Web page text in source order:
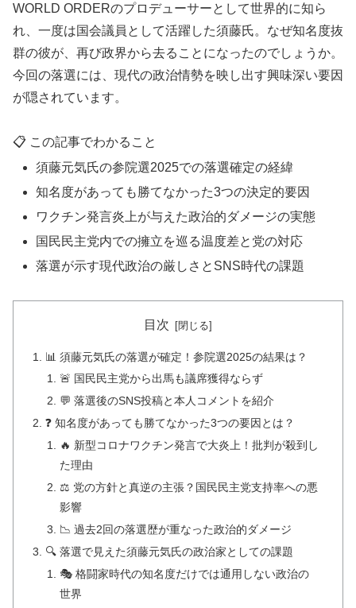
WORLD ORDERのプロデューサーとして世界的に知ら
れ、一度は国会議員として活躍した須藤氏。なぜ知名度抜
群の彼が、再び政界から去ることになったのでしょうか。
今回の落選には、現代の政治情勢を映し出す興味深い要因
が隠されています。
📋 この記事でわかること
須藤元気氏の参院選2025での落選確定の経緯
知名度があっても勝てなかった3つの決定的要因
ワクチン発言炎上が与えた政治的ダメージの実態
国民民主党内での擁立を巡る温度差と党の対応
落選が示す現代政治の厳しさとSNS時代の課題
目次
📊 須藤元気氏の落選が確定！参院選2025の結果は？
🚨 国民民主党から出馬も議席獲得ならず
💬 落選後のSNS投稿と本人コメントを紹介
❓ 知名度があっても勝てなかった3つの要因とは？
🔥 新型コロナワクチン発言で大炎上！批判が殺到し
た理由
⚖️ 党の方針と真逆の主張？国民民主党支持率への悪
影響
📉 過去2回の落選歴が重なった政治的ダメージ
🔍 落選で見えた須藤元気氏の政治家としての課題
🎭 格闘家時代の知名度だけでは通用しない政治の
世界